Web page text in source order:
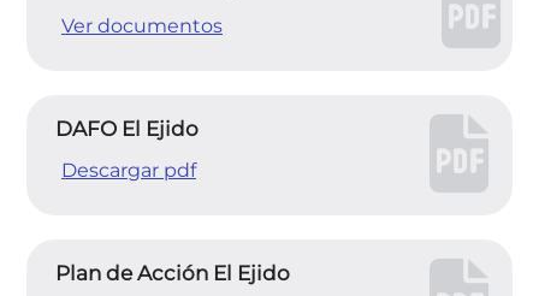
Ver documentos
DAFO El Ejido
Descargar pdf
Plan de Acción El Ejido